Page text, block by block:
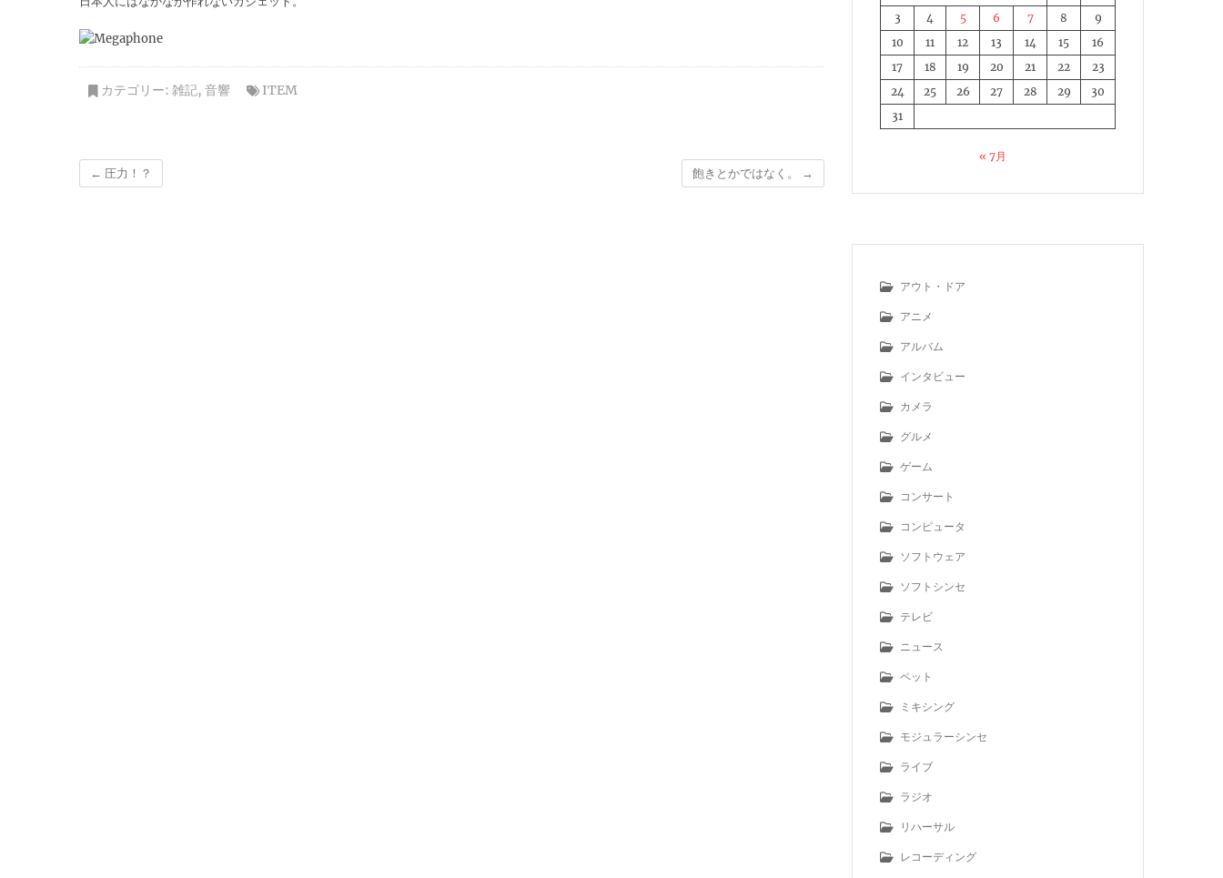
カテゴリー: 雑記, 音響 ITEM
← 圧力！？ 飽きとかではなく。 →
3
4 5 6 7 8
9
10
11 12 13 14 15
16
17
18 19 20 21 22
23
24
25 26 27 28 29
30
31
« 7月
アウト・ドア
アニメ
アルバム
インタビュー
カメラ
グルメ
ゲーム
コンサート
コンピュータ
ソフトウェア
ソフトシンセ
テレビ
ニュース
ペット
ミキシング
モジュラーシンセ
ライブ
ラジオ
リハーサル
レコーディング